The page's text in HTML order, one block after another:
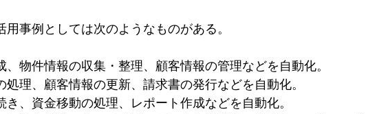
事例としては次のようなものがある。
物件情報の収集・整理、顧客情報の管理などを自動化。
理、顧客情報の更新、請求書の発行などを自動化。
、資金移動の処理、レポート作成などを自動化。